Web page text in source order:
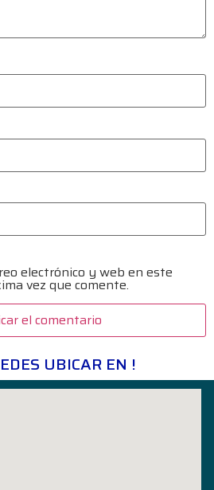
electrónico y web en este
vez que comente.
UBICAR EN !